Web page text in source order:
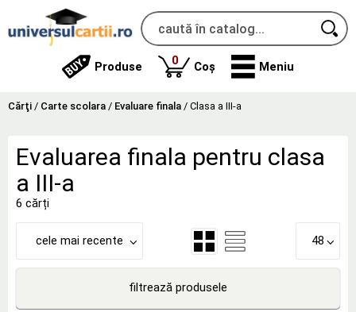
Produse 0produse
Coș Meniu
Cărţi / Carte scolara / Evaluare finala / Clasa a III-a
Evaluarea finala pentru clasa
a III-a
6 cărți
cele mai recente 48
filtrează produsele